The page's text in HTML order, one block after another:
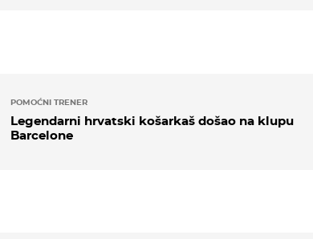
POMOĆNI TRENER
Legendarni hrvatski košarkaš došao na klupu
Barcelone